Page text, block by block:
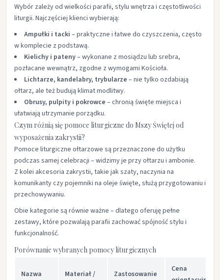
Wybór zależy od wielkości parafii, stylu wnętrza i częstotliwości
liturgii. Najczęściej klienci wybierają:
Ampułki i tacki – praktyczne i łatwe do czyszczenia, często
w komplecie z podstawą.
Kielichy i pateny– wykonane z mosiądzu lub srebra,
pozłacane wewnątrz, zgodne z wymogami Kościoła.
Lichtarze, kandelabry, trybularze – nie tylko ozdabiają
ołtarz, ale też budują klimat modlitwy.
Obrusy, pulpity i pokrowce – chronią święte miejsca i
ułatwiają utrzymanie porządku.
Czym różnią się pomoce liturgiczne do Mszy Świętej od
wyposażenia zakrystii?
Pomoce liturgiczne ołtarzowe są przeznaczone do użytku
podczas samej celebracji – widzimy je przy ołtarzu i ambonie.
Z kolei akcesoria zakrystii, takie jak szaty, naczynia na
komunikanty czy pojemniki na oleje święte, służą przygotowaniu i
przechowywaniu.
Obie kategorie są równie ważne – dlatego oferuję pełne
zestawy, które pozwalają parafii zachować spójność stylu i
funkcjonalność.
Porównanie wybranych pomocy liturgicznych
Nazwa Materiał / Zastosowanie
Cena